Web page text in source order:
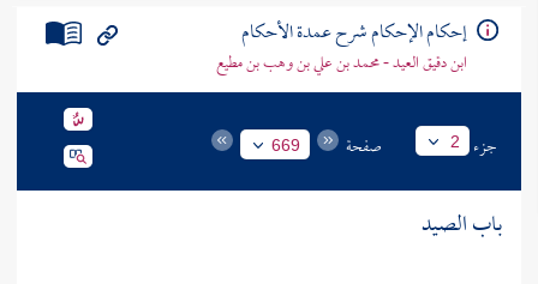
إحكام الإحكام شرح عمدة الأحكام
ابن دقيق العيد - محمد بن علي بن وهب بن مطيع
جزء 2 صفحة 669
باب الصيد